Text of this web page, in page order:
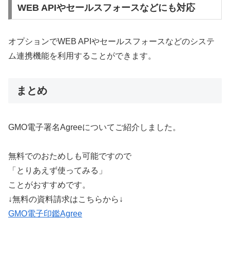
WEB APIやセールスフォースなどにも対応
オプションでWEB APIやセールスフォースなどのシステ
ム連携機能を利用することができます。
まとめ
GMO電子署名Agreeについてご紹介しました。
無料でのおためしも可能ですので
「とりあえず使ってみる」
ことがおすすめです。
↓無料の資料請求はこちらから↓
GMO電子印鑑Agree